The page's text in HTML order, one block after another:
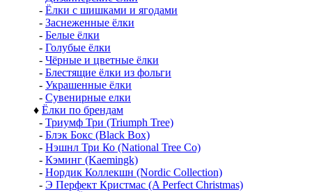
- Ёлки с шишками и ягодами
- Заснеженные ёлки
- Белые ёлки
- Голубые ёлки
- Чёрные и цветные ёлки
- Блестящие ёлки из фольги
- Украшенные ёлки
- Сувенирные елки
♦ Ёлки по брендам
- Триумф Три (Triumph Tree)
- Блэк Бокс (Black Box)
- Нэшнл Три Ко (National Tree Co)
- Кэминг (Kaemingk)
- Нордик Коллекшн (Nordic Collection)
- Э Перфект Кристмас (A Perfect Christmas)